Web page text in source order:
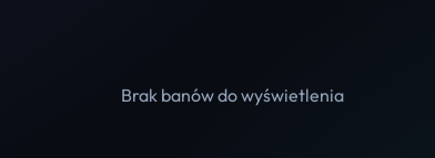
Brak banów do wyświetlenia